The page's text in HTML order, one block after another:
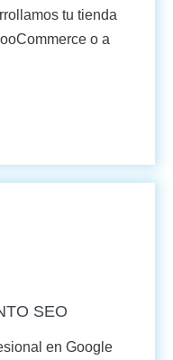
tu tienda
o a
SEO
en Google